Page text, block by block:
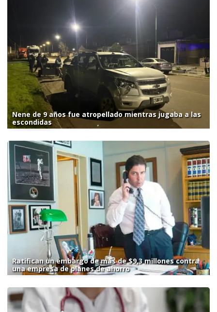
Nene de 9 años fue atropellado mientras jugaba a las
escondidas
Ratifican un embargo de más de $9,3 millones contra
una empresa de planes de ahorro